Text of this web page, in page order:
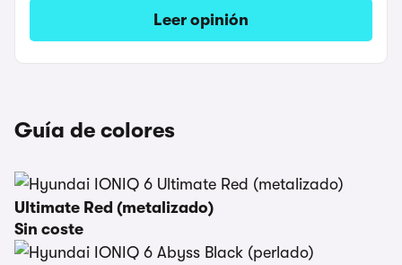
Leer opinión
Guía de colores
Ultimate Red (metalizado)
Sin coste